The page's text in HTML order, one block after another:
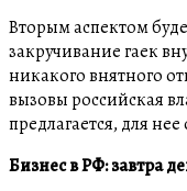
Вторым аспектом
закручивание гаек
никакого внятного
вызовы российская
предлагается, для
Бизнес в РФ: завтра